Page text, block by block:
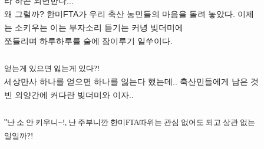
왜 그럴까? 한미FTA가 우리 축산 농민들의 마음을 돌려 놓았다. 이제
는 소키우는 이는 부자소리 듣기는 커녕 빚더미에
쪼들리며 하루하루를 술에 잠이루기 일쑤이다.
얻는게 있으면 잃는게 있다?!
세상만사 하나를 얻으면 하나를 잃는다 했는데.. 축산민들에게 남은 것
빈 외양간에 커다란 빚더미와 이자..
"난 소 안 키우니~!, 난 주부니깐 한미FTA따위는 관심 없어도 되고 상관 없는
일일까?!